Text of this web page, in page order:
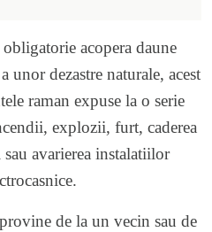
acopera daune
unor dezastre naturale, acest
raman expuse la o serie
explozii, furt, caderea
avarierea instalatiilor
de la un vecin sau de